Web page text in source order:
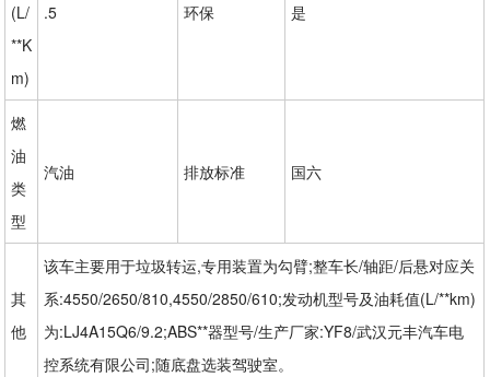
(L/
**K
m)
.5 环保 是
燃
油
类
型
汽油 排放标准 国六
其
他
该车主要用于垃圾转运,专用装置为勾臂;整车长/轴距/后悬对应关
系:4550/2650/810,4550/2850/610;发动机型号及油耗值(L/**km)
为:LJ4A15Q6/9.2;ABS**器型号/生产厂家:YF8/武汉元丰汽车电
控系统有限公司;随底盘选装驾驶室。